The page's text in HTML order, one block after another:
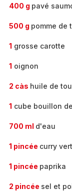
400 g pavé
500 g pomme de
1 grosse carotte
1 oignon
2 càs huile de
1 cube bouillon
700 ml d'eau
1 pincée curry vert
1 pincée paprika
2 pincée sel et